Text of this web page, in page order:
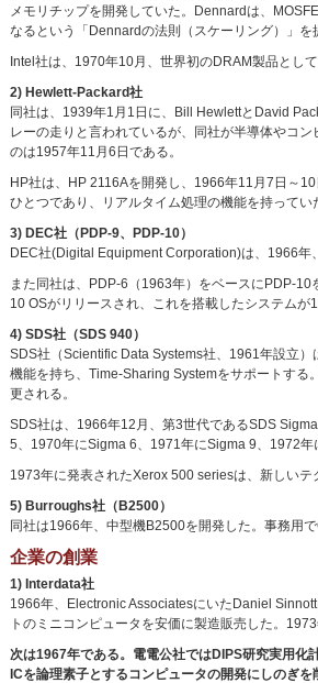
メモリチップを開発していた。Dennardは、
なるという「Dennardの法則（スケーリング）」
Intel社は、1970年10月、世界初のDRAM製品とし
2) Hewlett-Packard社
同社は、1939年1月1日に、Bill HewlettとDavid
レーの走りと言われているが、同社が半導体やコ
のは1957年11月6日である。
HP社は、HP 2116Aを開発し、1966年11月7日～
ひとつであり、リアルタイム処理の機能を持って
3) DEC社（PDP-9、PDP-10）
DEC社(Digital Equipment Corporation)は、1966
また同社は、PDP-6（1963年）をベースにPDP-
10 OSがリリースされ、これを搭載したシステム
4) SDS社（SDS 940）
SDS社（Scientific Data Systems社、1961年設立
機能を持ち、Time-Sharing Systemをサポートす
更される。
SDS社は、1966年12月、第3世代であるSDS
5、1970年にSigma 6、1971年にSigma 9、1972
1973年に発表されたXerox 500 seriesは、新しい
5) Burroughs社（B2500）
同社は1966年、中型機B2500を開発した。事務用
企業の創業
1) Interdata社
1966年、Electronic AssociatesにいたDaniel
トのミニコンピュータを安価に製造販売した。
次は1967年である。電電公社ではDIPS研究実用化
ICを論理素子とするコンピュータの開発にしのぎを